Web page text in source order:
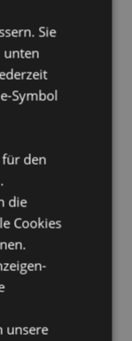
Puckator
für
7.5cm
Sie
unten
Symbol
den
die
Cookies
unsere